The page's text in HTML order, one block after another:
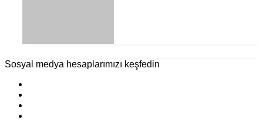
Sosyal medya hesaplarımızı keşfedin